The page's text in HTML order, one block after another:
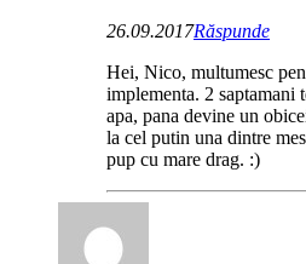
26.09.2017Răspunde
Hei, Nico, multumesc
implementa. 2 saptamani
apa, pana devine un
la cel putin una dintre
pup cu mare drag. :)